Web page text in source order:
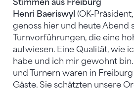
Stimmen aus Freiburg
Henri Baeriswyl (OK-
genoss hier und heute Abend
Turnvorführungen, die eine
aufwiesen. Eine Qualität, wie
habe und ich mir gewohnt
und Turnern waren in
Gäste. Sie schätzten unsere